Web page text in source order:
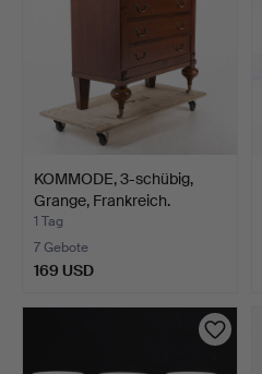
KOMMODE, 3-schübig,
Grange, Frankreich.
1 Tag
7 Gebote
169 USD